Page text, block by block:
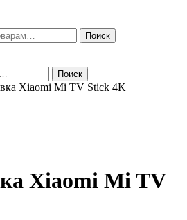
Поиск
Поиск
Xiaomi Mi TV Stick 4K
Xiaomi Mi TV